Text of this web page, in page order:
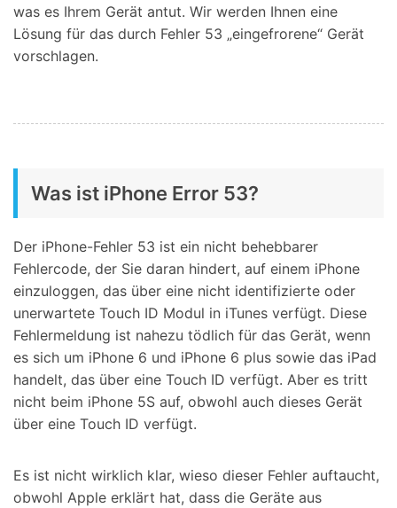
was es Ihrem Gerät antut. Wir werden Ihnen eine
Lösung für das durch Fehler 53 „eingefrorene“ Gerät
vorschlagen.
Was ist iPhone Error 53?
Der iPhone-Fehler 53 ist ein nicht behebbarer
Fehlercode, der Sie daran hindert, auf einem iPhone
einzuloggen, das über eine nicht identifizierte oder
unerwartete Touch ID Modul in iTunes verfügt. Diese
Fehlermeldung ist nahezu tödlich für das Gerät, wenn
es sich um iPhone 6 und iPhone 6 plus sowie das iPad
handelt, das über eine Touch ID verfügt. Aber es tritt
nicht beim iPhone 5S auf, obwohl auch dieses Gerät
über eine Touch ID verfügt.
Es ist nicht wirklich klar, wieso dieser Fehler auftaucht,
obwohl Apple erklärt hat, dass die Geräte aus